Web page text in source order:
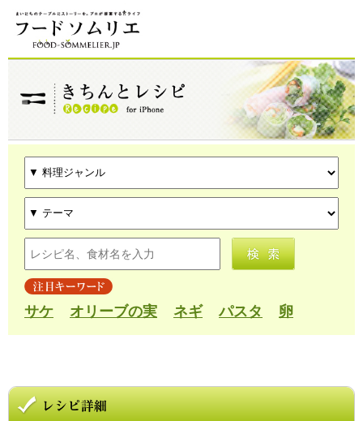
サケ オリーブの実 ネギ パスタ 卵